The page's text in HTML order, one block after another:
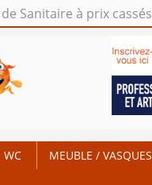
Sanitaire à prix
WC MEUBLE / VASQUES